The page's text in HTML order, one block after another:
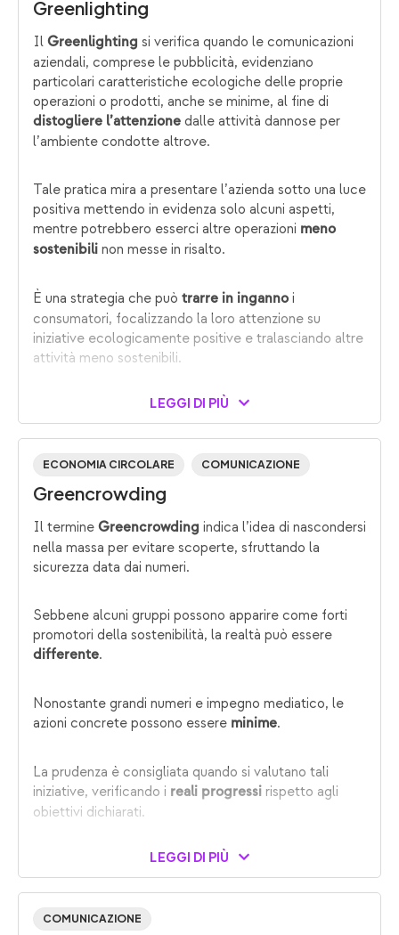
Greenlighting
Il Greenlighting si verifica quando le comunicazioni
aziendali, comprese le pubblicità, evidenziano
particolari caratteristiche ecologiche delle proprie
operazioni o prodotti, anche se minime, al fine di
distogliere l’attenzione dalle attività dannose per
l’ambiente condotte altrove.
Tale pratica mira a presentare l’azienda sotto una luce
positiva mettendo in evidenza solo alcuni aspetti,
mentre potrebbero esserci altre operazioni meno
sostenibili non messe in risalto.
È una strategia che può trarre in inganno i
consumatori, focalizzando la loro attenzione su
iniziative ecologicamente positive e tralasciando altre
attività meno sostenibili.
LEGGI DI PIÙ
ECONOMIA CIRCOLARE COMUNICAZIONE
Greencrowding
Il termine Greencrowding indica l’idea di nascondersi
nella massa per evitare scoperte, sfruttando la
sicurezza data dai numeri.
Sebbene alcuni gruppi possono apparire come forti
promotori della sostenibilità, la realtà può essere
differente.
Nonostante grandi numeri e impegno mediatico, le
azioni concrete possono essere minime.
La prudenza è consigliata quando si valutano tali
iniziative, verificando i reali progressi rispetto agli
obiettivi dichiarati.
LEGGI DI PIÙ
COMUNICAZIONE